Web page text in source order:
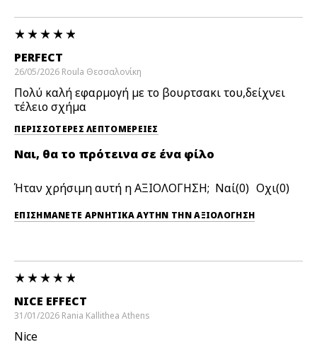
PERFECT
26/05/2026 Roula Θεσσαλονίκη
Πολύ καλή εφαρμογή με το βουρτσακι του,δείχνει
τέλειο σχήμα
ΠΕΡΙΣΣΌΤΕΡΕΣ ΛΕΠΤΟΜΈΡΕΙΕΣ
Ναι, θα το πρότεινα σε ένα φίλο
Ήταν χρήσιμη αυτή η ΑΞΙΟΛΟΓΗΣΗ; 0 0
ΕΠΙΣΗΜΆΝΕΤΕ ΑΡΝΗΤΙΚΆ ΑΥΤΉΝ ΤΗΝ ΑΞΙΟΛΟΓΗΣΗ
NICE EFFECT
31/01/2026 Rania Kallithea Athens
Nice